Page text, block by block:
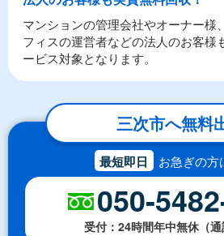
マンションの管理会社やオーナー様
フィスの運営者などの法人のお客様
ービス対象となります。
三次市へ無料
最短即日 お急ぎの方
050-
受付：24時間年中無休（通